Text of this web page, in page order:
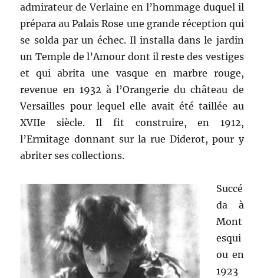
admirateur de Verlaine en l’hommage duquel il
prépara au Palais Rose une grande réception qui
se solda par un échec. Il installa dans le jardin
un Temple de l’Amour dont il reste des vestiges
et qui abrita une vasque en marbre rouge,
revenue en 1932 à l’Orangerie du château de
Versailles pour lequel elle avait été taillée au
XVIIe siècle. Il fit construire, en 1912,
l’Ermitage donnant sur la rue Diderot, pour y
abriter ses collections.
Succé
da à
Mont
esqui
ou en
1923